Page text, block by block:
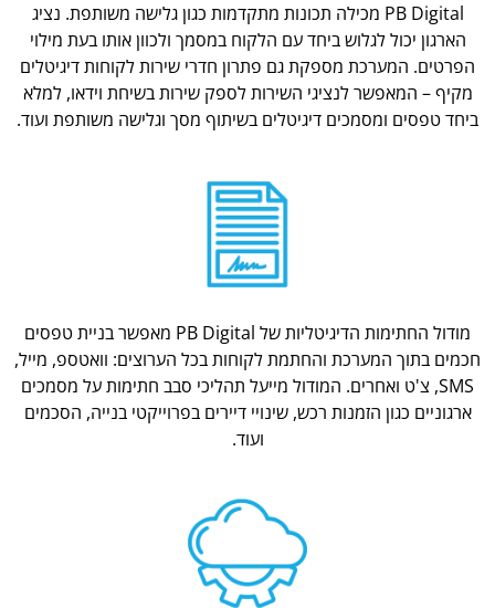
PB Digital מכילה תכונות מתקדמות כגון גלישה משותפת. נציג
הארגון יכול לגלוש ביחד עם הלקוח במסמך ולכוון אותו בעת מילוי
הפרטים. המערכת מספקת גם פתרון חדרי שירות לקוחות דיגיטלים
מקיף – המאפשר לנציגי השירות לספק שירות בשיחת וידאו, למלא
ביחד טפסים ומסמכים דיגיטלים בשיתוף מסך וגלישה משותפת ועוד.
מודול החתימות הדיגיטליות של PB Digital מאפשר בניית טפסים
חכמים בתוך המערכת והחתמת לקוחות בכל הערוצים: וואטספ, מייל,
SMS, צ'ט ואחרים. המודול מייעל תהליכי סבב חתימות על מסמכים
ארגוניים כגון הזמנות רכש, שינויי דיירים בפרוייקטי בנייה, הסכמים
ועוד.